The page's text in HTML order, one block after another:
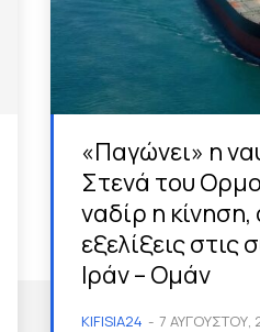
«Παγώνει» η
Στενά του
ναδίρ η
εξελίξεις στις
Ιράν – Ομάν
KIFISIA24 - 7 ΑΥΓΟΎΣΤΟΥ,